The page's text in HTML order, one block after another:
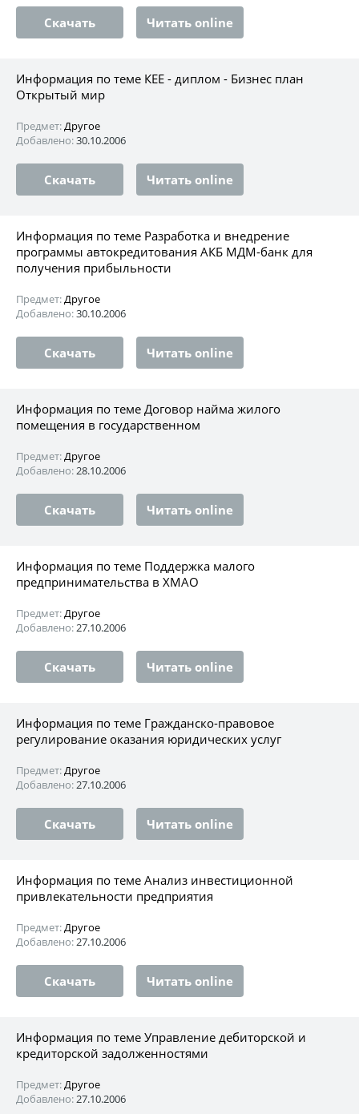
Скачать Читать online
Информация по теме КЕЕ - диплом - Бизнес план
Открытый мир
Предмет:Другое
Добавлено:30.10.2006
Скачать Читать online
Информация по теме Разработка и внедрение
программы автокредитования АКБ МДМ-банк для
получения прибыльности
Предмет:Другое
Добавлено:30.10.2006
Скачать Читать online
Информация по теме Договор найма жилого
помещения в государственном
Предмет:Другое
Добавлено:28.10.2006
Скачать Читать online
Информация по теме Поддержка малого
предпринимательства в ХМАО
Предмет:Другое
Добавлено:27.10.2006
Скачать Читать online
Информация по теме Гражданско-правовое
регулирование оказания юридических услуг
Предмет:Другое
Добавлено:27.10.2006
Скачать Читать online
Информация по теме Анализ инвестиционной
привлекательности предприятия
Предмет:Другое
Добавлено:27.10.2006
Скачать Читать online
Информация по теме Управление дебиторской и
кредиторской задолженностями
Предмет:Другое
Добавлено:27.10.2006